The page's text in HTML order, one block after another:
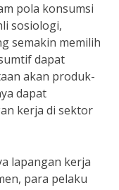
pola konsumsi
sosiologi,
semakin memilih
dapat
akan produk-
dapat
kerja di sektor
lapangan kerja
para pelaku